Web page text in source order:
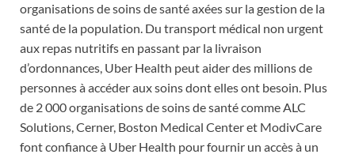
organisations de soins de santé axées sur la gestion de la
santé de la population. Du transport médical non urgent
aux repas nutritifs en passant par la livraison
d’ordonnances, Uber Health peut aider des millions de
personnes à accéder aux soins dont elles ont besoin. Plus
de 2 000 organisations de soins de santé comme ALC
Solutions, Cerner, Boston Medical Center et ModivCare
font confiance à Uber Health pour fournir un accès à un